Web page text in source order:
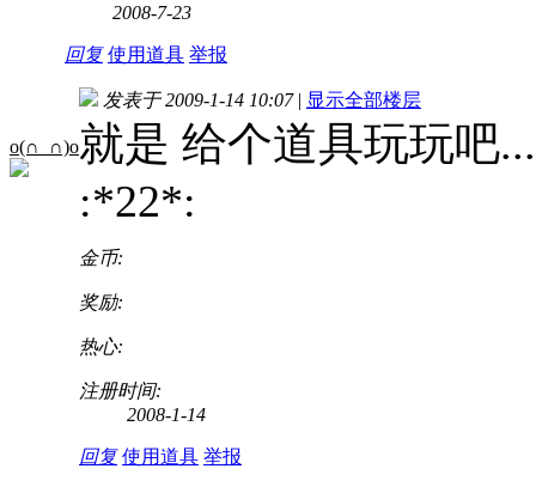
2008-7-23
回复 使用道具 举报
o(∩_∩)o
发表于 2009-1-14 10:07 | 显示全部楼层
就是 给个道具玩玩吧
:*22*:
金币:
奖励:
热心:
注册时间:
2008-1-14
回复 使用道具 举报